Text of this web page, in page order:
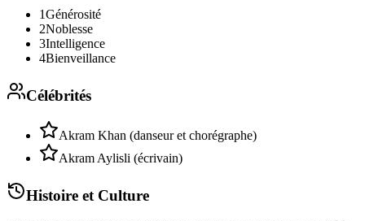
1Générosité
2Noblesse
3Intelligence
4Bienveillance
Célébrités
Akram Khan (danseur et chorégraphe)
Akram Aylisli (écrivain)
Histoire et Culture